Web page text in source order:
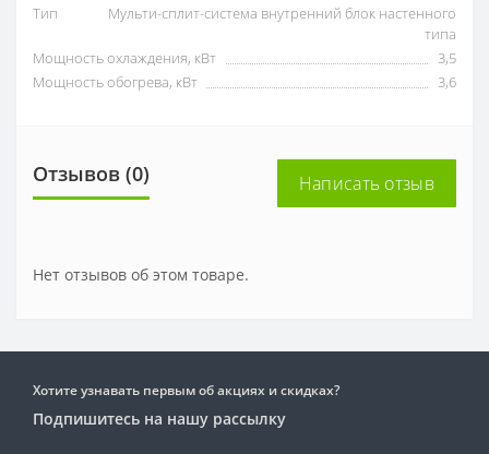
Тип
Мульти-сплит-система внутренний блок настенного
типа
Мощность охлаждения, кВт
3,5
Мощность обогрева, кВт
3,6
Отзывов (0) Написать отзыв
Нет отзывов об этом товаре.
Хотите узнавать первым об акциях и скидках?
Подпишитесь на нашу рассылку